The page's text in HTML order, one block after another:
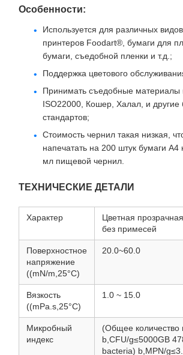
Особенности:
Используется для различных
принтеров Foodart®, бумаги для
бумаги, съедобной пленки и т.д.;
Поддержка цветового
Принимать съедобные материалы
ISO22000, Кошер, Халал, и другие
стандартов;
Стоимость чернил такая низкая,
напечатать на 200 штук бумаги
мл пищевой чернил.
ТЕХНИЧЕСКИЕ ДЕТАЛИ
Характер
Цветная
без примесей
Поверхностное
напряжение
((mN/m,25°C)
20.0~60.0
Вязкость
((mPa.s,25°C)
1.0 ~ 15.0
Микробный
индекс
(Общее количество
b,CFU/g≤5000GB
bacteria) b,MPN/